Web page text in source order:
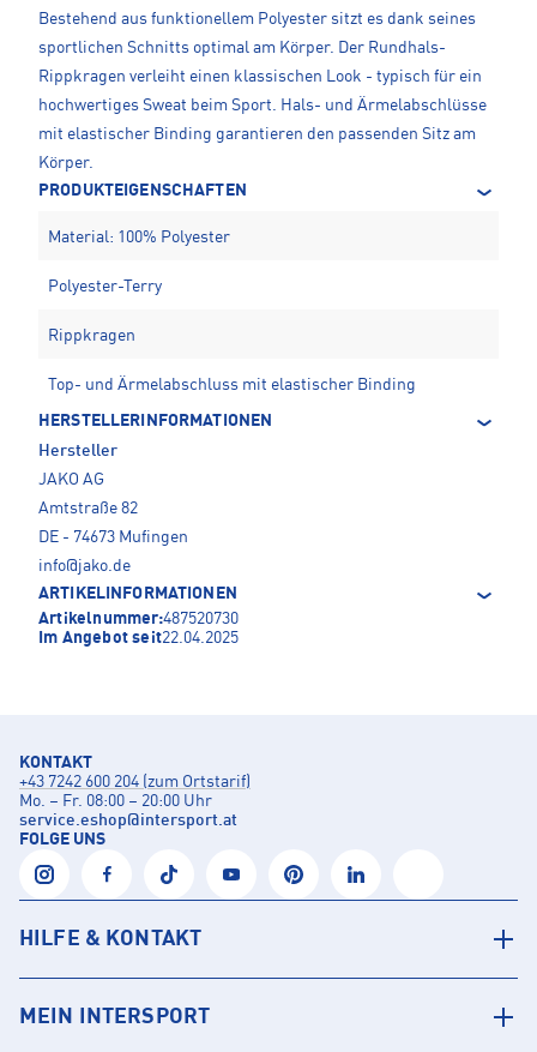
Bestehend aus funktionellem Polyester sitzt es dank seines
sportlichen Schnitts optimal am Körper. Der Rundhals-
Rippkragen verleiht einen klassischen Look - typisch für ein
hochwertiges Sweat beim Sport. Hals- und Ärmelabschlüsse
mit elastischer Binding garantieren den passenden Sitz am
Körper.
PRODUKTEIGENSCHAFTEN
Material: 100% Polyester
Polyester-Terry
Rippkragen
Top- und Ärmelabschluss mit elastischer Binding
HERSTELLERINFORMATIONEN
Hersteller
JAKO AG
Amtstraße 82
DE - 74673 Mufingen
info@jako.de
ARTIKELINFORMATIONEN
Artikelnummer:487520730
Im Angebot seit22.04.2025
KONTAKT
+43 7242 600 204 (zum Ortstarif)
Mo. – Fr. 08:00 – 20:00 Uhr
service.eshop@intersport.at
FOLGE UNS
HILFE & KONTAKT
MEIN INTERSPORT